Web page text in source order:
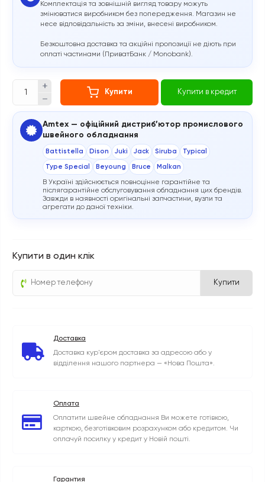
Комплектація та зовнішній вигляд товару можуть
змінюватися виробником без попередження. Магазин не
несе відповідальність за зміни, внесені виробником.
Безкоштовна доставка та акційні пропозиції не діють при
оплаті частинами (ПриватБанк / Monobank).
Купити Купити в кредит
Amtex — офіційний дистриб’ютор промислового
швейного обладнання
Battistella Dison Juki Jack Siruba Typical
Type Special Beyoung Bruce Malkan
В Україні здійснюється повноцінне гарантійне та
післягарантійне обслуговування обладнання цих брендів.
Завжди в наявності оригінальні запчастини, вузли та
агрегати до даної техніки.
Купити в один клік
Купити
Доставка
Доставка кур'єром доставка за адресою або у
відділення нашого партнера — «Нова Пошта».
Оплата
Оплатити швейне обладнання Ви можете готівкою,
карткою, безготівковим розрахунком або кредитом. Чи
оплачуй посилку у кредит у Новій пошті.
Гарантия